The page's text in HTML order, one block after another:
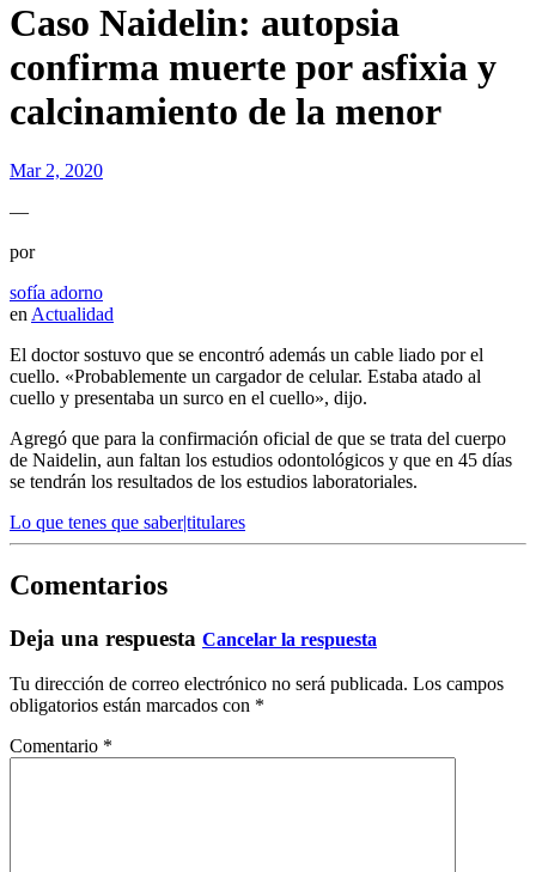
Caso Naidelin: autopsia
confirma muerte por asfixia y
calcinamiento de la menor
Mar 2, 2020
—
por
sofía adorno
en Actualidad
El doctor sostuvo que se encontró además un cable liado por el
cuello. «Probablemente un cargador de celular. Estaba atado al
cuello y presentaba un surco en el cuello», dijo.
Agregó que para la confirmación oficial de que se trata del cuerpo
de Naidelin, aun faltan los estudios odontológicos y que en 45 días
se tendrán los resultados de los estudios laboratoriales.
Lo que tenes que saber|titulares
Comentarios
Deja una respuesta Cancelar la respuesta
Tu dirección de correo electrónico no será publicada. Los campos
obligatorios están marcados con *
Comentario *